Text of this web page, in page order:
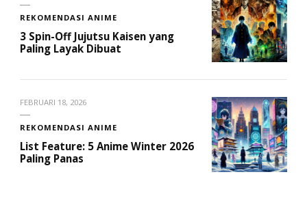
REKOMENDASI ANIME
3 Spin-Off Jujutsu Kaisen yang
Paling Layak Dibuat
FEBRUARI 18, 2026
REKOMENDASI ANIME
List Feature: 5 Anime Winter 2026
Paling Panas